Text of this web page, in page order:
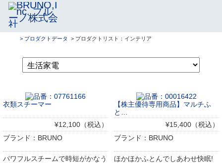
> プロダクトデータ > プロダクトリスト：インテリア
衣類スチーマー
¥12,100（税込）
ブランド：BRUNO
パワフルスチームで時短がかなう
【株主優待専用商品】マルチふ
と…
¥15,400（税込）
ブランド：BRUNO
ほかほかふとんでしあわせ快眠!